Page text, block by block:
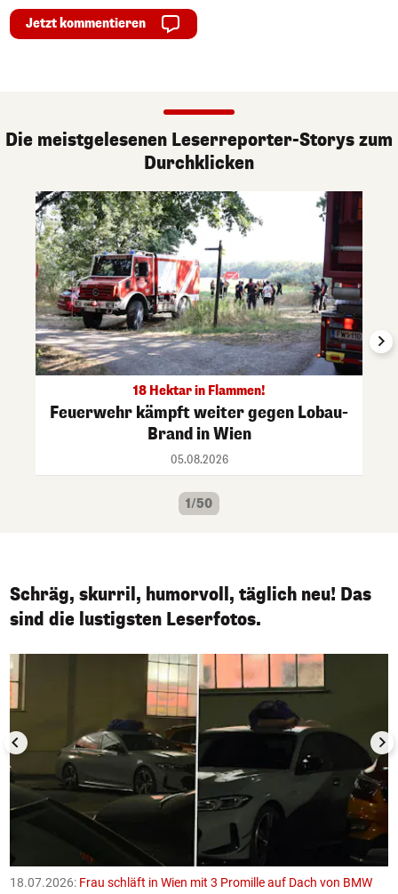
Jetzt kommentieren
Die meistgelesenen Leserreporter-Storys zum
Durchklicken
18 Hektar in Flammen!
Feuerwehr kämpft weiter gegen Lobau-
Brand in Wien
05.08.2026
1/50
Schräg, skurril, humorvoll, täglich neu! Das
sind die lustigsten Leserfotos.
1/50
18.07.2026: Frau schläft in Wien mit 3 Promille auf Dach von BMW